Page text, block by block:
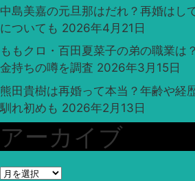
中島美嘉の元旦那はだれ？再婚はし
についても 2026年4月21日
ももクロ・百田夏菜子の弟の職業は
金持ちの噂を調査 2026年3月15日
熊田貴樹は再婚って本当？年齢や経
馴れ初めも 2026年2月13日
アーカイブ
ア